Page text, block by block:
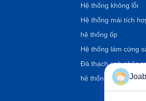
Hệ thống không lỗi
Hệ thống mái tích
hệ thống ốp
Hệ thống làm cứng
Đá thạch anh nhân
hệ thống đại lý